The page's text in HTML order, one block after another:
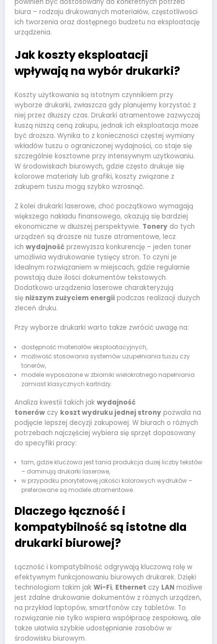
powinien być dostosowany do konkretnych potrzeb
biura – rodzaju drukowanych materiałów, częstotliwości
ich tworzenia oraz dostępnego budżetu na eksploatację
urządzenia.
Jak koszty eksploatacji
wpływają na wybór drukarki?
Koszty użytkowania są istotnym czynnikiem przy
wyborze drukarki, zwłaszcza gdy planujemy korzystać z
niej przez dłuższy czas. Drukarki atramentowe zazwyczaj
kuszą niższą ceną zakupu, jednak ich eksploatacja może
być droższa. Wynika to z konieczności częstej wymiany
wkładów tuszu o ograniczonej wydajności, co staje się
szczególnie kosztowne przy intensywnym użytkowaniu.
W środowiskach biurowych, gdzie często drukuje się
kolorowe materiały lub grafiki, koszty związane z
zakupem tuszu mogą szybko wzrosnąć.
Z kolei drukarki laserowe, choć początkowo wymagają
większego nakładu finansowego, okazują się bardziej
ekonomiczne w dłuższej perspektywie. Tonery do tych
urządzeń są droższe niż tusze atramentowe, lecz
ich wydajność przewyższa konkurencję – jeden toner
umożliwia wydrukowanie tysięcy stron. To czyni je
idealnym rozwiązaniem w miejscach, gdzie regularnie
powstają duże ilości dokumentów tekstowych.
Dodatkowo urządzenia laserowe charakteryzują
się niższym zużyciem energii podczas realizacji dużych
zleceń druku.
Przy wyborze drukarki warto także zwrócić uwagę na:
dostępność materiałów eksploatacyjnych,
możliwość stosowania systemów uzupełniania tuszu czy
tonerów,
modele wyposażone w zbiorniki wielokrotnego napełniania
zamiast klasycznych kartridży.
Analiza kwestii takich jak wydajność
tonerów czy koszt wydruku jednej strony pozwala na
podjęcie lepszej decyzji zakupowej. W biurach o różnych
potrzebach najczęściej wybiera się sprzęt dopasowany
do specyfiki pracy:
tam, gdzie kluczowa jest tania produkcja dużej liczby tekstów
– dominują drukarki laserowe,
w przypadku priorytetowej jakości kolorowych wydruków –
preferowane są modele atramentowe.
Dlaczego łączność i
kompatybilność są istotne dla
drukarki biurowej?
Łączność i kompatybilność odgrywają kluczową rolę w
efektywnym funkcjonowaniu biurowych drukarek. Dzięki
technologiom takim jak Wi-Fi, Ethernet czy LAN możliwe
jest zdalne drukowanie dokumentów z różnych urządzeń,
na przykład laptopów, smartfonów czy tabletów. To
rozwiązanie nie tylko wspiera współpracę zespołową, ale
także ułatwia szybkie udostępnianie zasobów w
środowisku biurowym.